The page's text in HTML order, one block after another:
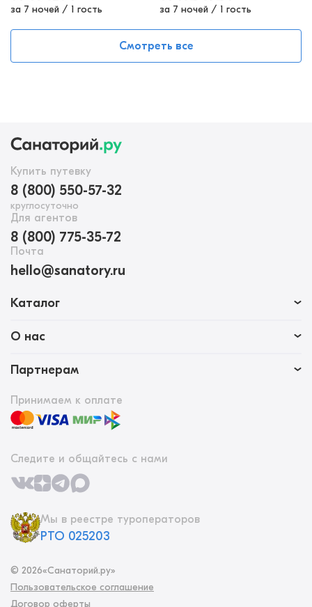
за 7 ночей / 1 гость за 7 ночей / 1 гость
Смотреть все
Купить путевку
8 (800) 550-57-32
круглосуточно
Для агентов
8 (800) 775-35-72
Почта
hello@sanatory.ru
Каталог
О нас
Партнерам
Принимаем к оплате
Следите и общайтесь с нами
Мы в реестре туроператоров
РТО 025203
© 2026«Санаторий.ру»
Пользовательское соглашение
Договор оферты